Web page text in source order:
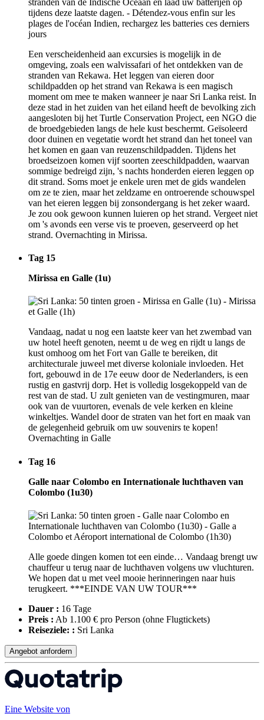
Een verscheidenheid aan excursies is mogelijk in de
omgeving, zoals een walvissafari of het ontdekken van de
stranden van Rekawa. Het leggen van eieren door
schildpadden op het strand van Rekawa is een magisch
moment om mee te maken wanneer je naar Sri Lanka reist. In
deze stad in het zuiden van het eiland heeft de bevolking zich
aangesloten bij het Turtle Conservation Project, een NGO die
de broedgebieden langs de hele kust beschermt. Geïsoleerd
door duinen en vegetatie wordt het strand dan het toneel van
het komen en gaan van reuzenschildpadden. Tijdens het
broedseizoen komen vijf soorten zeeschildpadden, waarvan
sommige bedreigd zijn, 's nachts honderden eieren leggen op
dit strand. Soms moet je enkele uren met de gids wandelen
om ze te zien, maar het zeldzame en ontroerende schouwspel
van het eieren leggen bij zonsondergang is het zeker waard.
Je zou ook gewoon kunnen luieren op het strand. Vergeet niet
om 's avonds een verse vis te proeven, geserveerd op het
strand. Overnachting in Mirissa.
Tag 15
Mirissa en Galle (1u)
Vandaag, nadat u nog een laatste keer van het zwembad van
uw hotel heeft genoten, neemt u de weg en rijdt u langs de
kust omhoog om het Fort van Galle te bereiken, dit
architecturale juweel met diverse koloniale invloeden. Het
fort, gebouwd in de 17e eeuw door de Nederlanders, is een
rustig en gastvrij dorp. Het is volledig losgekoppeld van de
rest van de stad. U zult genieten van de vestingmuren, maar
ook van de vuurtoren, evenals de vele kerken en kleine
winkeltjes. Wandel door de straten van het fort en maak van
de gelegenheid gebruik om uw souvenirs te kopen!
Overnachting in Galle
Tag 16
Galle naar Colombo en Internationale luchthaven van
Colombo (1u30)
Alle goede dingen komen tot een einde… Vandaag brengt uw
chauffeur u terug naar de luchthaven volgens uw vluchturen.
We hopen dat u met veel mooie herinneringen naar huis
terugkeert. ***EINDE VAN UW TOUR***
Dauer : 16 Tage
Preis : Ab 1.100 € pro Person (ohne Flugtickets)
Reiseziele: : Sri Lanka
Angebot anfordern
Eine Website von